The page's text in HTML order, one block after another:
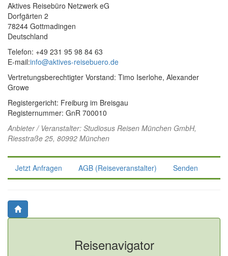
Aktives Reisebüro Netzwerk eG
Dorfgärten 2
78244 Gottmadingen
Deutschland
Telefon: +49 231 95 98 84 63
E-mail:info@aktives-reisebuero.de
Vertretungsberechtigter Vorstand: Timo Iserlohe, Alexander
Growe
Registergericht: Freiburg im Breisgau
Registernummer: GnR 700010
Anbieter / Veranstalter: Studiosus Reisen München GmbH,
Riesstraße 25, 80992 München
Jetzt Anfragen AGB (Reiseveranstalter) Senden
Reisenavigator